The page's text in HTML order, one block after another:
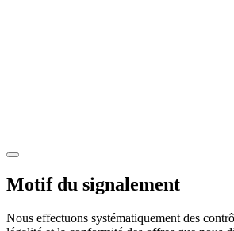
Motif du signalement
Nous effectuons systématiquement des